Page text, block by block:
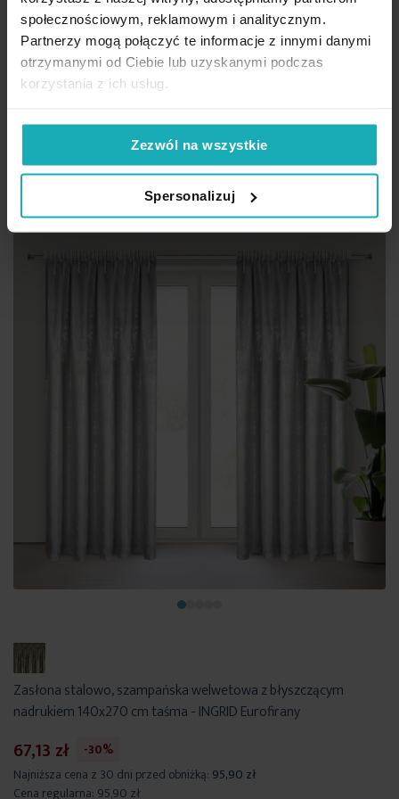
społecznościowym, reklamowym i analitycznym.
Partnerzy mogą połączyć te informacje z innymi danymi
otrzymanymi od Ciebie lub uzyskanymi podczas
korzystania z ich usług.
Zezwól na wszystkie
Spersonalizuj
Zasłona naturalno, ruda o naturalnym splocie zdobiona
motywem liści 140x250 cm przelotka - NORA Eurofirany
50,33 zł
-30%
Cena regularna:71,90 zł
Zasłona stalowo, szampańska welwetowa z błyszczącym
nadrukiem 140x270 cm taśma - INGRID Eurofirany
67,13 zł
-30%
Najniższa cena z 30 dni przed obniżką: 95,90 zł
Cena regularna: 95,90 zł